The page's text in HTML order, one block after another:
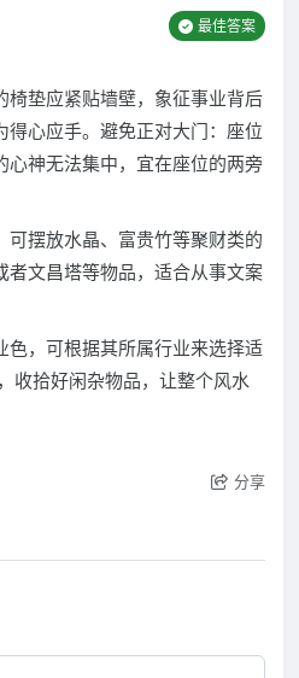
最佳答案
椅垫应紧贴墙壁，象征事业背后
得心应手。避免正对大门：座位
心神无法集中，宜在座位的两旁
可摆放水晶、富贵竹等聚财类的
者文昌塔等物品，适合从事文案
色，可根据其所属行业来选择适
收拾好闲杂物品，让整个风水
分享